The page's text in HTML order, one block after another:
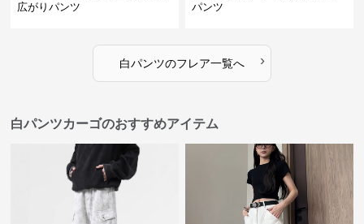
広がりパンツ
パンツ
白パンツのフレア一覧へ ›
白パンツカーゴのおすすめアイテム